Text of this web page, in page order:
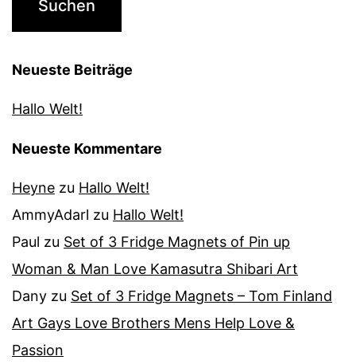
Neueste Beiträge
Hallo Welt!
Neueste Kommentare
Heyne zu Hallo Welt!
AmmyAdarl zu Hallo Welt!
Paul zu Set of 3 Fridge Magnets of Pin up
Woman & Man Love Kamasutra Shibari Art
Dany zu Set of 3 Fridge Magnets – Tom Finland
Art Gays Love Brothers Mens Help Love &
Passion